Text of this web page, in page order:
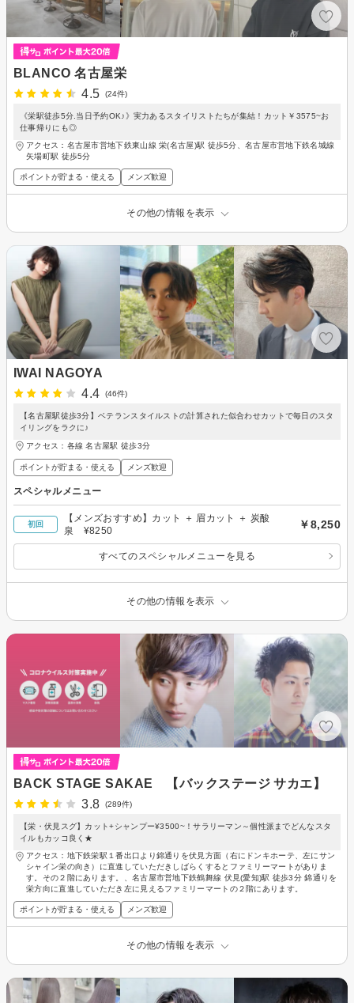
BLANCO 名古屋栄
4.5
(24件)
《栄駅徒歩5分.当日予約OK♪》実力あるスタイリストたちが集結！カット￥3575~お
仕事帰りにも◎
アクセス：名古屋市営地下鉄東山線 栄(名古屋)駅 徒歩5分、名古屋市営地下鉄名城線
矢場町駅 徒歩5分
ポイントが貯まる・使える メンズ歓迎
その他の情報を表示
IWAI NAGOYA
4.4
(46件)
【名古屋駅徒歩3分】ベテランスタイルストの計算された似合わせカットで毎日のスタ
イリングをラクに♪
アクセス：各線 名古屋駅 徒歩3分
ポイントが貯まる・使える メンズ歓迎
スペシャルメニュー
初回
【メンズおすすめ】カット ＋ 眉カット ＋ 炭酸
泉 ¥8250
￥8,250
すべてのスペシャルメニューを見る
その他の情報を表示
BACK STAGE SAKAE 【バックステージ サカエ】
3.8
(289件)
【栄・伏見スグ】カット+シャンプー¥3500~！サラリーマン～個性派までどんなスタ
イルもカッコ良く★
アクセス：地下鉄栄駅１番出口より錦通りを伏見方面（右にドンキホーテ、左にサン
シャイン栄の向き）に直進していただきしばらくするとファミリーマートがありま
す。その２階にあります。、名古屋市営地下鉄鶴舞線 伏見(愛知)駅 徒歩3分 錦通りを
栄方向に直進していただき左に見えるファミリーマートの２階にあります。
ポイントが貯まる・使える メンズ歓迎
その他の情報を表示